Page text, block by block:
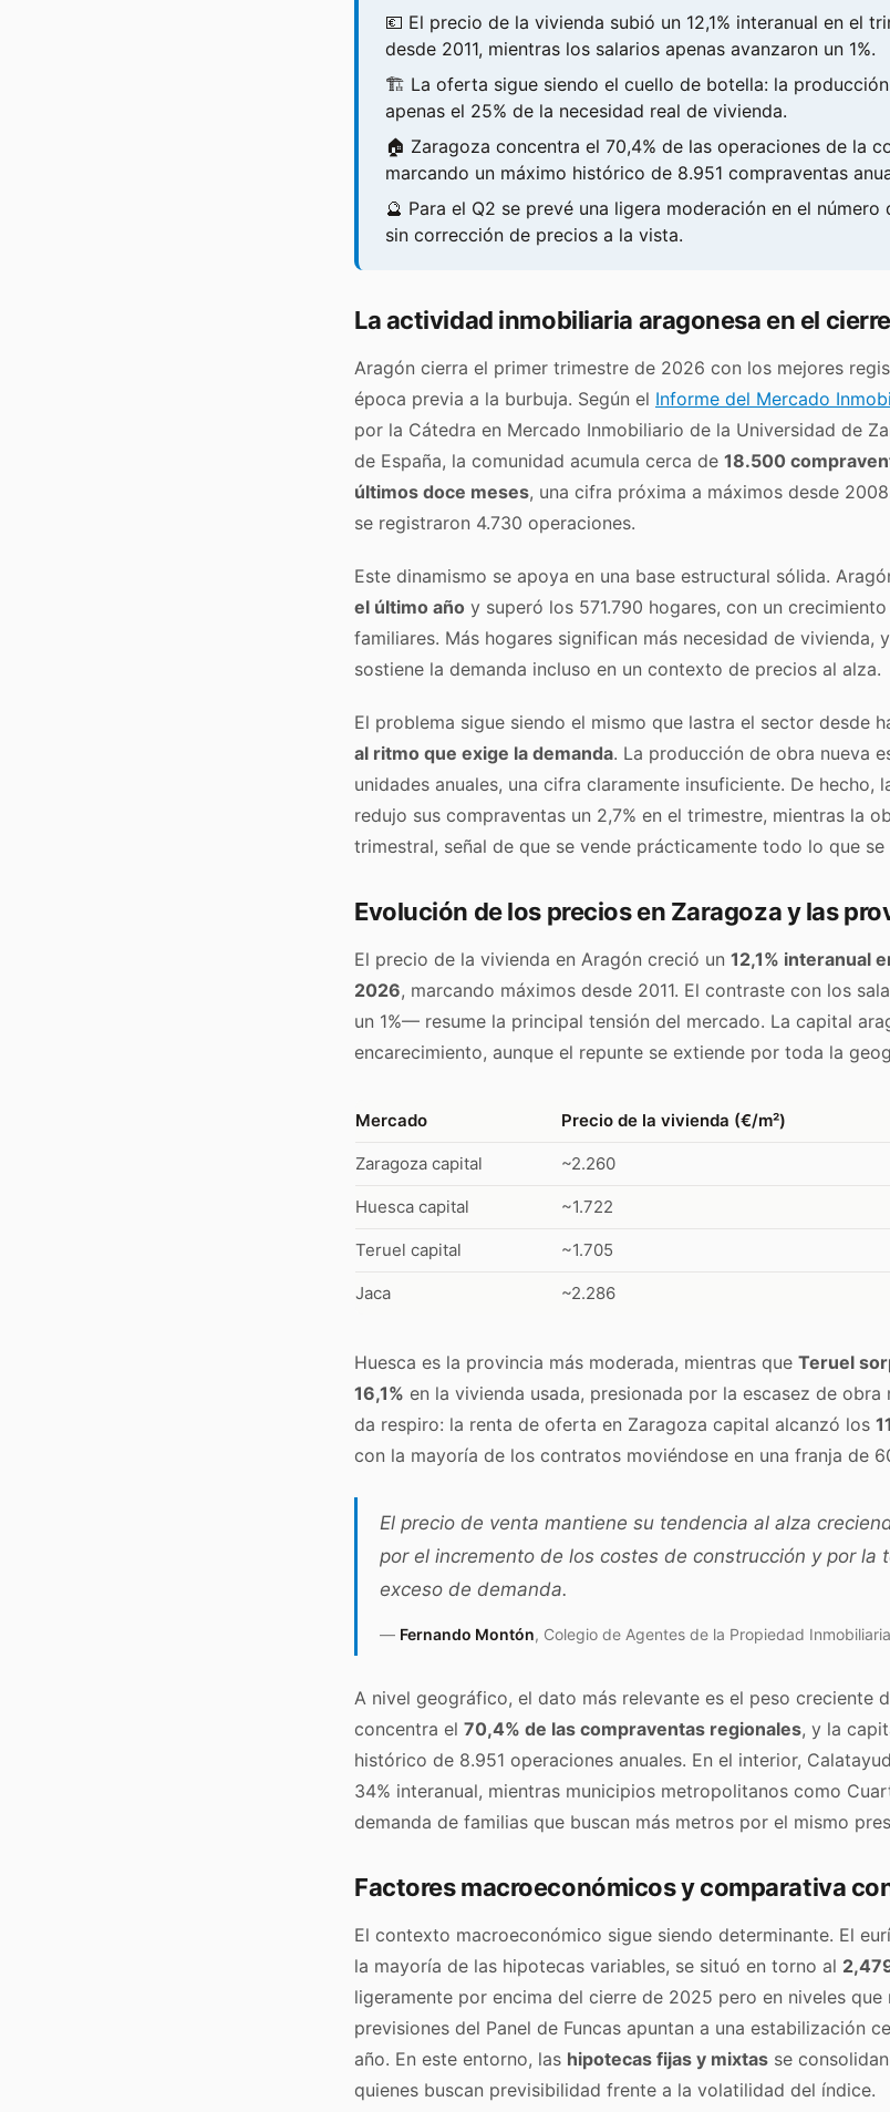
💶 El precio de la vivienda subió un 12,1% interanual en el
desde 2011, mientras los salarios apenas avanzaron un 1%.
🏗️ La oferta sigue siendo el cuello de botella: la
apenas el 25% de la necesidad real de vivienda.
🏠 Zaragoza concentra el 70,4% de las operaciones de la
marcando un máximo histórico de 8.951 compraventas
🔮 Para el Q2 se prevé una ligera moderación en el número
sin corrección de precios a la vista.
La actividad inmobiliaria aragonesa en el
Aragón cierra el primer trimestre de 2026 con los mejores
época previa a la burbuja. Según el Informe del Mercado
por la Cátedra en Mercado Inmobiliario de la Universidad de
de España, la comunidad acumula cerca de 18.500
últimos doce meses, una cifra próxima a máximos desde
se registraron 4.730 operaciones.
Este dinamismo se apoya en una base estructural sólida.
el último año y superó los 571.790 hogares, con un
familiares. Más hogares significan más necesidad de vivienda,
sostiene la demanda incluso en un contexto de precios al alza.
El problema sigue siendo el mismo que lastra el sector desde
al ritmo que exige la demanda. La producción de obra nueva
unidades anuales, una cifra claramente insuficiente. De hecho,
redujo sus compraventas un 2,7% en el trimestre, mientras la
trimestral, señal de que se vende prácticamente todo lo que se
Evolución de los precios en Zaragoza y las
El precio de la vivienda en Aragón creció un 12,1% interanual
2026, marcando máximos desde 2011. El contraste con los
un 1%— resume la principal tensión del mercado. La capital
encarecimiento, aunque el repunte se extiende por toda la
Mercado Precio de la vivienda (€/m²)
Zaragoza capital ~2.260
Huesca capital ~1.722
Teruel capital ~1.705
Jaca ~2.286
Huesca es la provincia más moderada, mientras que Teruel
16,1% en la vivienda usada, presionada por la escasez de obra
da respiro: la renta de oferta en Zaragoza capital alcanzó los
con la mayoría de los contratos moviéndose en una franja de
El precio de venta mantiene su tendencia al alza
por el incremento de los costes de construcción y por la
exceso de demanda.
— Fernando Montón, Colegio de Agentes de la Propiedad
A nivel geográfico, el dato más relevante es el peso creciente
concentra el 70,4% de las compraventas regionales, y la
histórico de 8.951 operaciones anuales. En el interior,
34% interanual, mientras municipios metropolitanos como
demanda de familias que buscan más metros por el mismo
Factores macroeconómicos y comparativa
El contexto macroeconómico sigue siendo determinante. El
la mayoría de las hipotecas variables, se situó en torno al
ligeramente por encima del cierre de 2025 pero en niveles que
previsiones del Panel de Funcas apuntan a una estabilización
año. En este entorno, las hipotecas fijas y mixtas se
quienes buscan previsibilidad frente a la volatilidad del índice.